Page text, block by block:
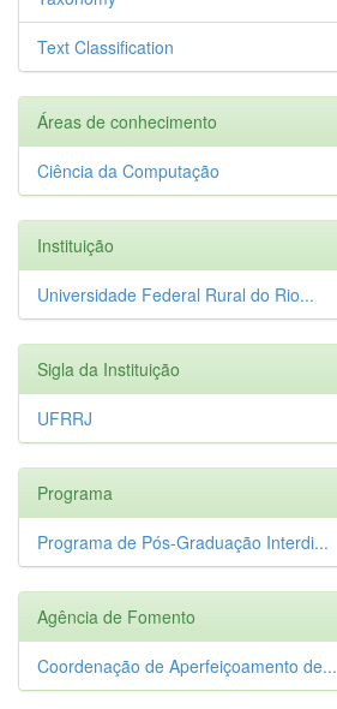
Text Classification
Áreas de conhecimento
Ciência da Computação
Instituição
Universidade Federal Rural do Rio...
Sigla da Instituição
UFRRJ
Programa
Programa de Pós-Graduação Interdi...
Agência de Fomento
Coordenação de Aperfeiçoamento de...